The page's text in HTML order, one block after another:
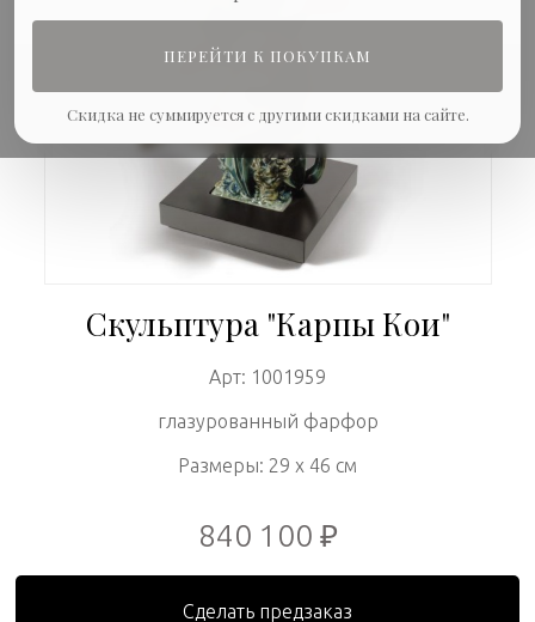
ПЕРЕЙТИ К ПОКУПКАМ
Скидка не суммируется с другими скидками на сайте.
Скульптура "Карпы Кои"
Арт: 1001959
глазурованный фарфор
Размеры: 29 x 46 см
840 100 ₽
Сделать предзаказ